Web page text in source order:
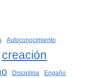
Autoconocimiento
creación
Disciplina Engaño